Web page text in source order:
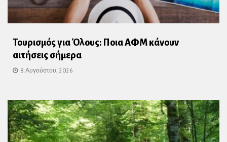
Τουρισμός για Όλους: Ποια ΑΦΜ κάνουν
αιτήσεις σήμερα
8 Αυγούστου, 2026